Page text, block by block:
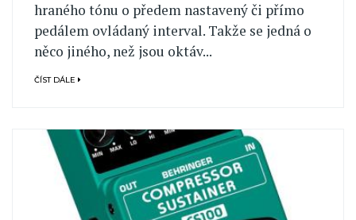
hraného tónu o předem nastavený či přímo
pedálem ovládaný interval. Takže se jedná o
něco jiného, než jsou oktáv...
ČÍST DÁLE